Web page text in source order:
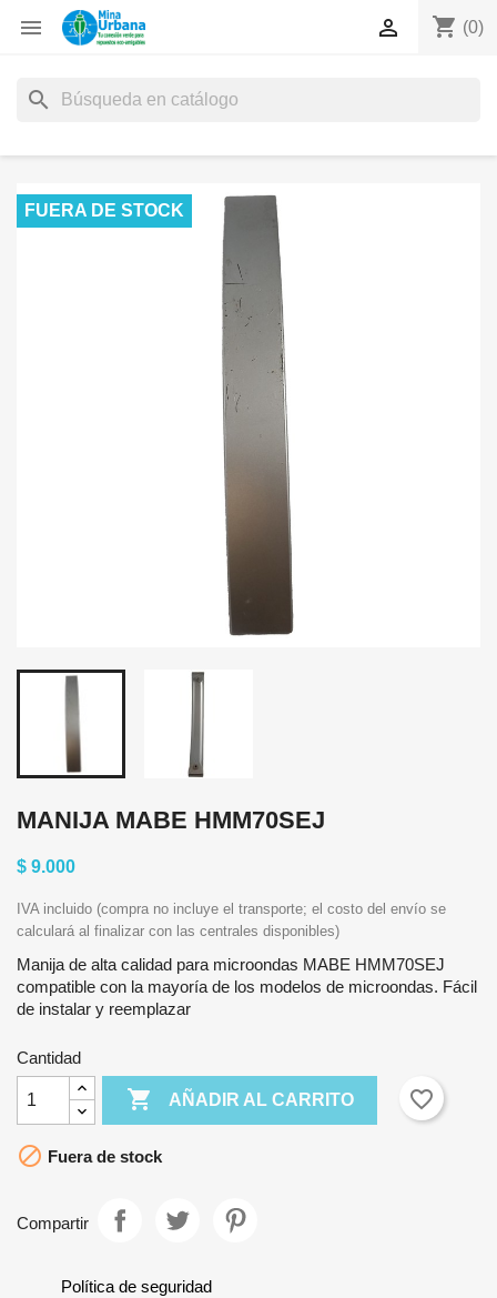
 shopping_cart (0)

search
FUERA DE STOCK
MANIJA MABE HMM70SEJ
$ 9.000
IVA incluido (compra no incluye el transporte; el costo del envío se
calculará al finalizar con las centrales disponibles)
Manija de alta calidad para microondas MABE HMM70SEJ
compatible con la mayoría de los modelos de microondas. Fácil
de instalar y reemplazar
Cantidad
 AÑADIR AL CARRITO favorite_border
 Fuera de stock
Compartir
Política de seguridad